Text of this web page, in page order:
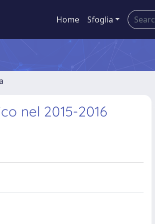
Home Sfoglia
nel 2015-2016